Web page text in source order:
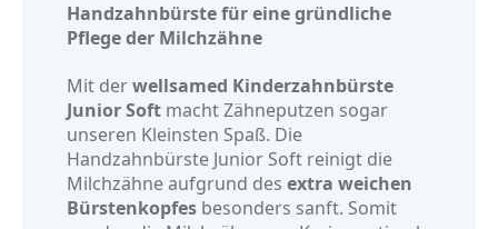
Handzahnbürste für eine gründliche
Pflege der Milchzähne
Mit derwellsamed Kinderzahnbürste
Junior Soft macht Zähneputzen sogar
unseren Kleinsten Spaß. Die
Handzahnbürste Junior Soft reinigt die
Milchzähne aufgrund des extra weichen
Bürstenkopfes besonders sanft. Somit